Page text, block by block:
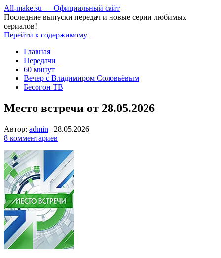
All-make.su — Официальный сайт
Последние выпуски передач и новые серии любимых
сериалов!
Перейти к содержимому
Главная
Передачи
60 минут
Вечер с Владимиром Соловьёвым
Бесогон ТВ
Место встречи от 28.05.2026
Автор: admin | 28.05.2026
8 комментариев